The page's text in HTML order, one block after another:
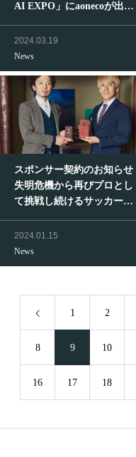
AI EXPO」にaonecoが出展
2024.03.19
News
スポンサー契約のお知らせ |
失明危機から再びプロとし
て挑戦し続けるサッカー選
が個人スポンサー契約を締
結
2024.01.15
News
1 2
8 9 10
16 17 18